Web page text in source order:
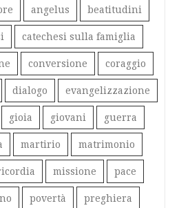
angelus beatitudini
catechesi sulla famiglia
conversione coraggio
dialogo evangelizzazione
gioia giovani guerra
martirio matrimonio
missione pace
povertà preghiera